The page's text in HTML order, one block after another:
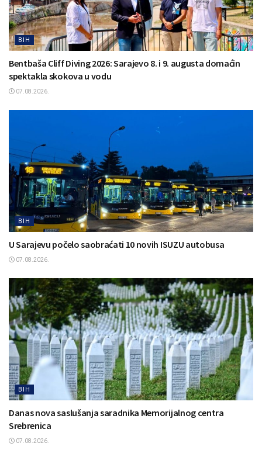
BIH
Bentbaša Cliff Diving 2026: Sarajevo 8. i 9. augusta domaćin
spektakla skokova u vodu
07.08.2026.
BIH
U Sarajevu počelo saobraćati 10 novih ISUZU autobusa
07.08.2026.
BIH
Danas nova saslušanja saradnika Memorijalnog centra
Srebrenica
07.08.2026.